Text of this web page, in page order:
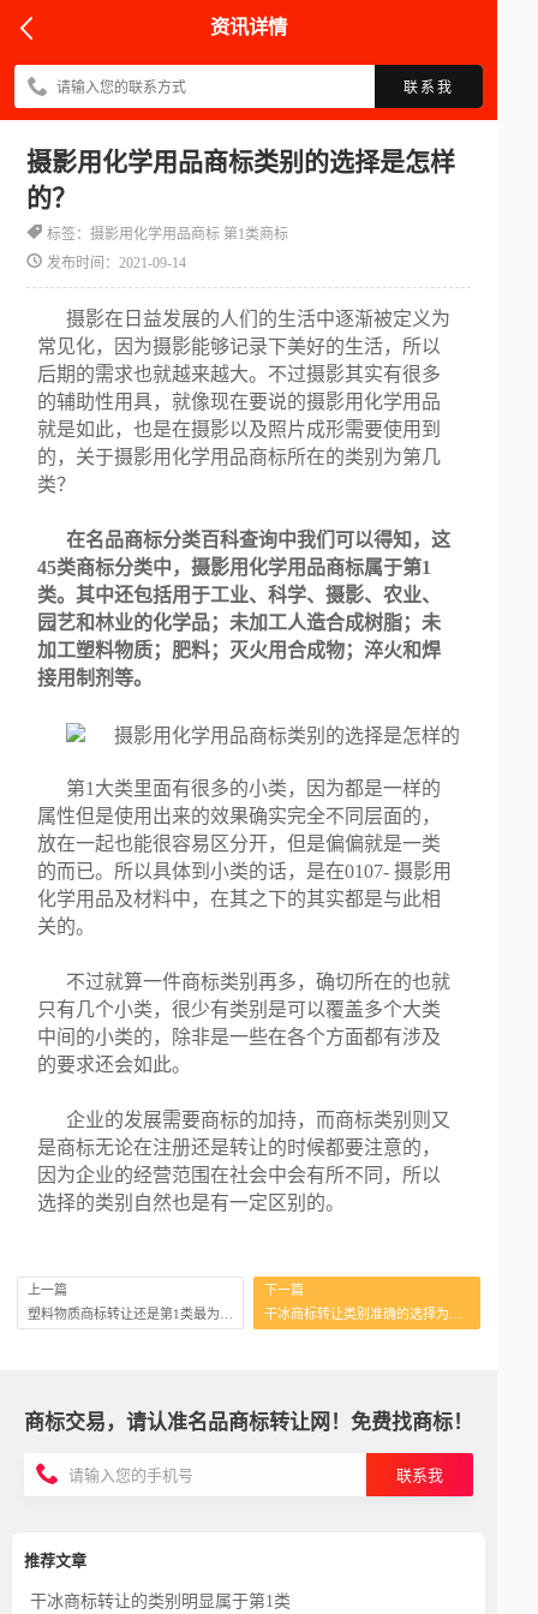
资讯详情
联系我
摄影用化学用品商标类别的选择是怎样
的？
标签：摄影用化学用品商标 第1类商标
发布时间：2021-09-14
摄影在日益发展的人们的生活中逐渐被定义为
常见化，因为摄影能够记录下美好的生活，所以
后期的需求也就越来越大。不过摄影其实有很多
的辅助性用具，就像现在要说的摄影用化学用品
就是如此，也是在摄影以及照片成形需要使用到
的，关于摄影用化学用品商标所在的类别为第几
类？
在名品商标分类百科查询中我们可以得知，这
45类商标分类中，摄影用化学用品商标属于第1
类。其中还包括用于工业、科学、摄影、农业、
园艺和林业的化学品；未加工人造合成树脂；未
加工塑料物质；肥料；灭火用合成物；淬火和焊
接用制剂等。
第1大类里面有很多的小类，因为都是一样的
属性但是使用出来的效果确实完全不同层面的，
放在一起也能很容易区分开，但是偏偏就是一类
的而已。所以具体到小类的话，是在0107- 摄影用
化学用品及材料中，在其之下的其实都是与此相
关的。
不过就算一件商标类别再多，确切所在的也就
只有几个小类，很少有类别是可以覆盖多个大类
中间的小类的，除非是一些在各个方面都有涉及
的要求还会如此。
企业的发展需要商标的加持，而商标类别则又
是商标无论在注册还是转让的时候都要注意的，
因为企业的经营范围在社会中会有所不同，所以
选择的类别自然也是有一定区别的。
上一篇
下一篇
商标交易，请认准名品商标转让网！免费找商标！
联系我
推荐文章
干冰商标转让的类别明显属于第1类